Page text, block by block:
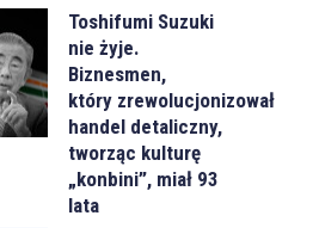
Toshifumi Suzuki
nie żyje.
Biznesmen,
który zrewolucjonizował
handel detaliczny,
tworząc kulturę
„konbini”, miał 93
lata